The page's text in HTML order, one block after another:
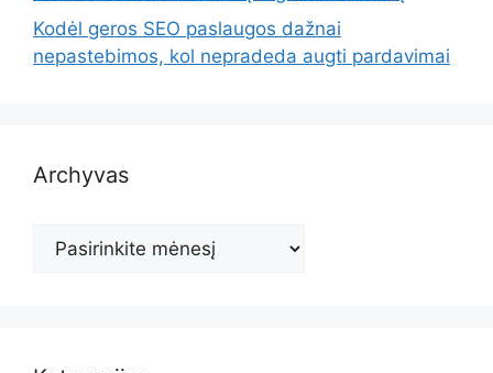
Kodėl geros SEO paslaugos dažnai
nepastebimos, kol nepradeda augti pardavimai
Archyvas
Archyvas